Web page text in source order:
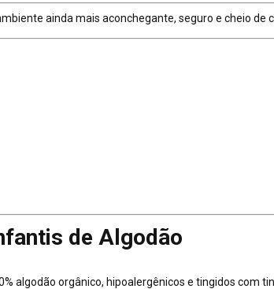
ainda mais aconchegante, seguro e cheio de
de Algodão
algodão orgânico, hipoalergênicos e tingidos com